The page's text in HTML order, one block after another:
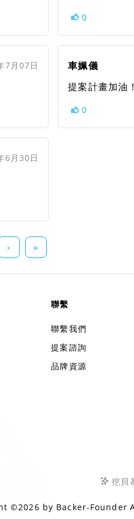
0
7月07日 車姵儀
提案計畫加油！
0
6月30日
› »
聯繫
聯繫我們
提案諮詢
品牌資源
挖貝
©2026 by Backer-Founder